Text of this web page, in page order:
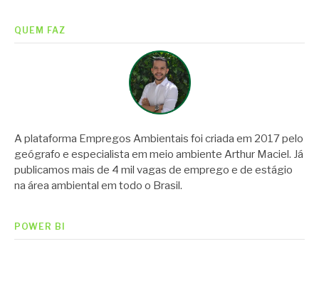
QUEM FAZ
A plataforma Empregos Ambientais foi criada em 2017 pelo
geógrafo e especialista em meio ambiente Arthur Maciel. Já
publicamos mais de 4 mil vagas de emprego e de estágio
na área ambiental em todo o Brasil.
POWER BI